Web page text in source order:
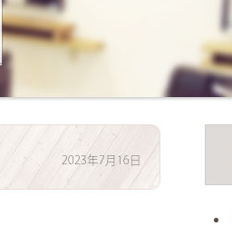
2023年7月16日